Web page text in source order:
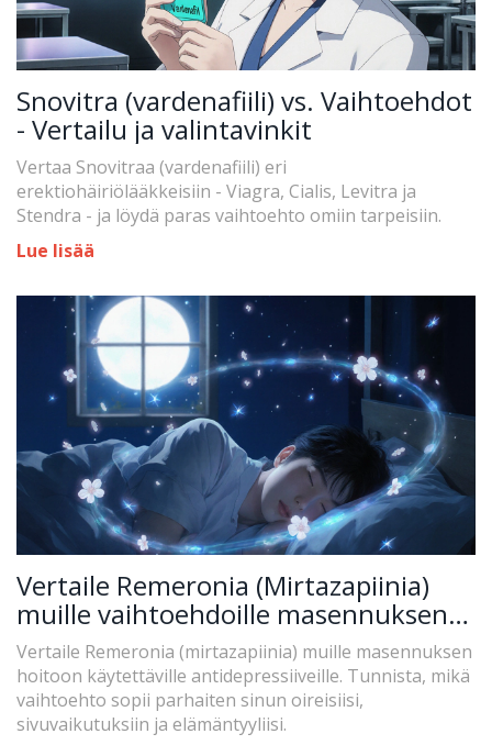
Snovitra (vardenafiili) vs. Vaihtoehdot
- Vertailu ja valintavinkit
Vertaa Snovitraa (vardenafiili) eri
erektiohäiriölääkkeisiin - Viagra, Cialis, Levitra ja
Stendra - ja löydä paras vaihtoehto omiin tarpeisiin.
Lue lisää
Vertaile Remeronia (Mirtazapiinia)
muille vaihtoehdoille masennuksen
hoidossa
Vertaile Remeronia (mirtazapiinia) muille masennuksen
hoitoon käytettäville antidepressiiveille. Tunnista, mikä
vaihtoehto sopii parhaiten sinun oireisiisi,
sivuvaikutuksiin ja elämäntyyliisi.